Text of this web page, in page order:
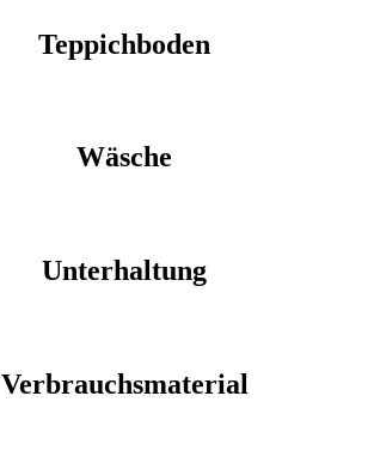
Teppichboden
Wäsche
Unterhaltung
Verbrauchsmaterial